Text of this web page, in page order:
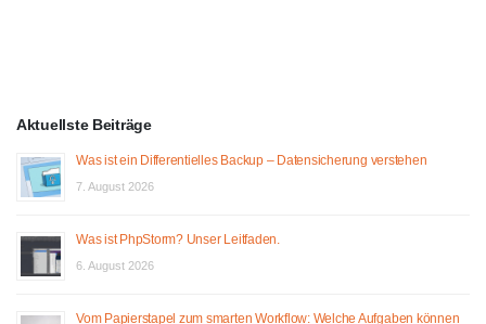
Aktuellste Beiträge
Was ist ein Differentielles Backup – Datensicherung verstehen
7. August 2026
Was ist PhpStorm? Unser Leitfaden.
6. August 2026
Vom Papierstapel zum smarten Workflow: Welche Aufgaben können